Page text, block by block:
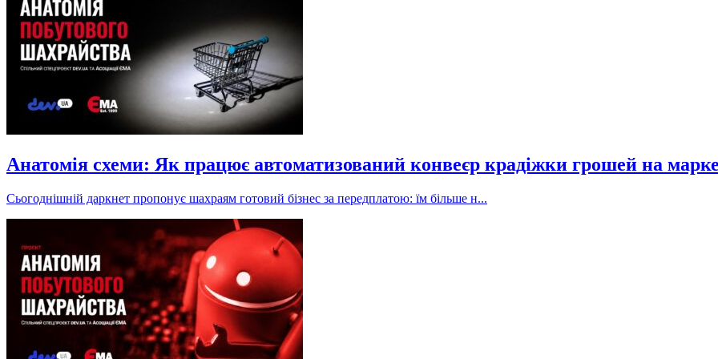
Анатомія схеми: Як працює автоматизований конвеєр крадіжки грошей на
Сьогоднішній даркнет пропонує шахраям готовий бізнес за передплатою: їм більше н...